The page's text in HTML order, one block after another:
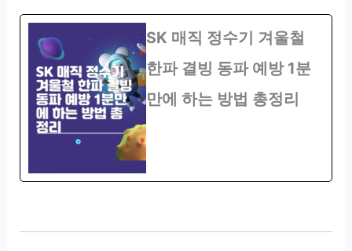
SK 매직 정수기 겨울철
한파 결빙 동파 예방 1분
만에 하는 방법 총정리